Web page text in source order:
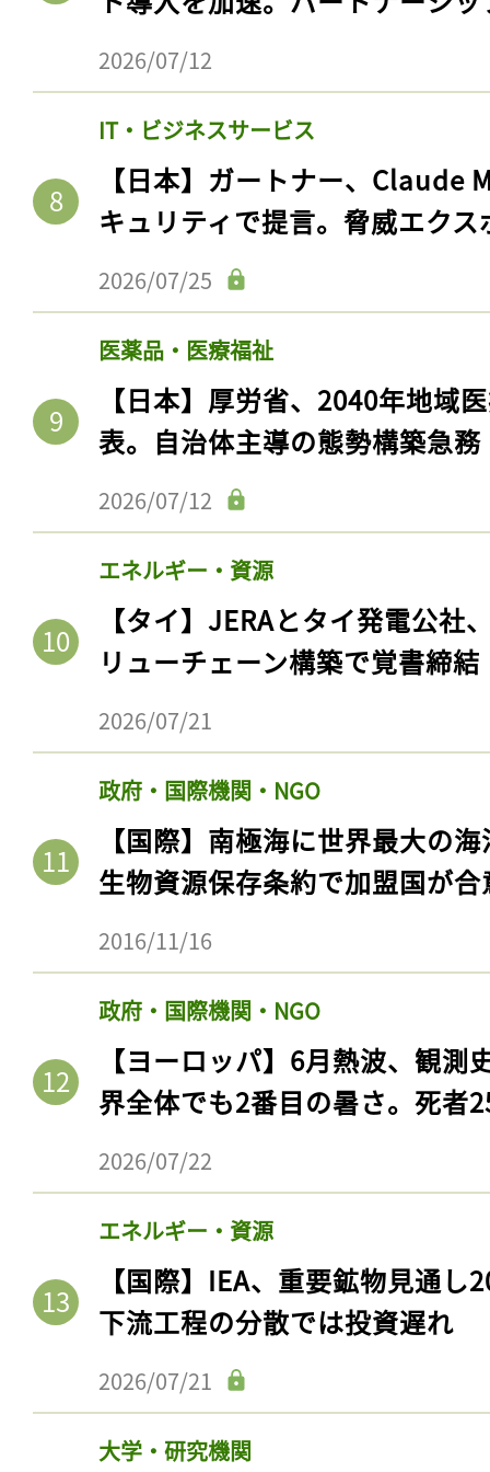
2026/07/12
IT・ビジネスサービス
【日本】ガートナー、Claude
キュリティで提言。脅威エク
2026/07/25
医薬品・医療福祉
【日本】厚労省、2040年地域
表。自治体主導の態勢構築急務
2026/07/12
エネルギー・資源
【タイ】JERAとタイ発電公社
リューチェーン構築で覚書締結
2026/07/21
政府・国際機関・NGO
【国際】南極海に世界最大の
生物資源保存条約で加盟国が合
2016/11/16
政府・国際機関・NGO
【ヨーロッパ】6月熱波、観
界全体でも2番目の暑さ。死者
2026/07/22
エネルギー・資源
【国際】IEA、重要鉱物見通
下流工程の分散では投資遅れ
2026/07/21
大学・研究機関